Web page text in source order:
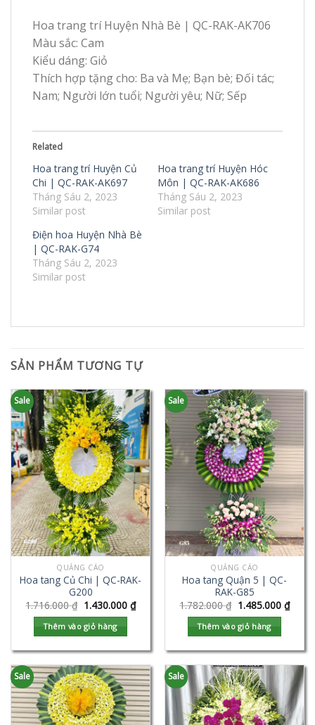
Hoa trang trí Huyện Nhà Bè | QC-RAK-AK706
Màu sắc: Cam
Kiểu dáng: Giỏ
Thích hợp tặng cho: Ba và Mẹ; Bạn bè; Đối tác;
Nam; Người lớn tuổi; Người yêu; Nữ; Sếp
Related
Hoa trang trí Huyện Củ
Chi | QC-RAK-AK697
Tháng Sáu 2, 2023
Similar post
Hoa trang trí Huyện Hóc
Môn | QC-RAK-AK686
Tháng Sáu 2, 2023
Similar post
Điện hoa Huyện Nhà Bè
| QC-RAK-G74
Tháng Sáu 2, 2023
Similar post
SẢN PHẨM TƯƠNG TỰ
Sale
QUẢNG CÁO
Hoa tang Củ Chi | QC-RAK-
G200
1.716.000₫ 1.430.000 ₫
Thêm vào giỏ hàng
Sale
QUẢNG CÁO
Hoa tang Quận 5 | QC-
RAK-G85
1.782.000₫ 1.485.000 ₫
Thêm vào giỏ hàng
Sale Sale